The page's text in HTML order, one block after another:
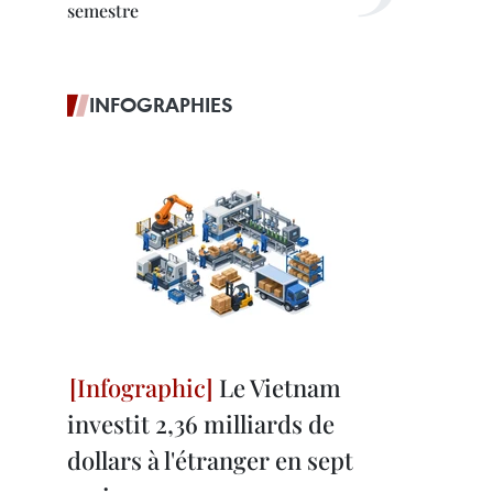
semestre
INFOGRAPHIES
Le Vietnam
investit 2,36 milliards de
dollars à l'étranger en sept